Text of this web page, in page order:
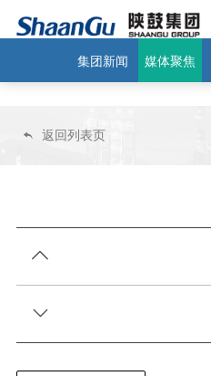
集团新闻 媒体聚焦
 返回列表页

